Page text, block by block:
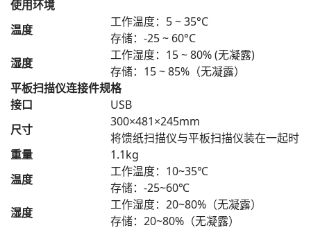
使用环境
温度
工作温度：5 ~ 35°C
存储：-25 ~ 60°C
湿度
工作湿度：15 ~ 80% (无凝露)
存储：15 ~ 85%（无凝露）
平板扫描仪连接件规格
接口
USB
尺寸
300×481×245mm
将馈纸扫描仪与平板扫描仪装在一起时
重量
1.1kg
温度
工作温度：10~35℃
存储：-25~60℃
湿度
工作湿度：20~80%（无凝露）
存储：20~80%（无凝露）